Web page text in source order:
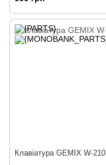
+коврик
Клавіатура GEMIX W-210